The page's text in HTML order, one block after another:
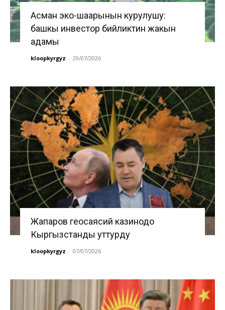
Асман эко-шаарынын курулушу:
башкы инвестор бийликтин жакын
адамы
kloopkyrgyz - 29/07/2026
Жапаров геосаясий казинодо
Кыргызстанды уттурду
kloopkyrgyz - 07/07/2026